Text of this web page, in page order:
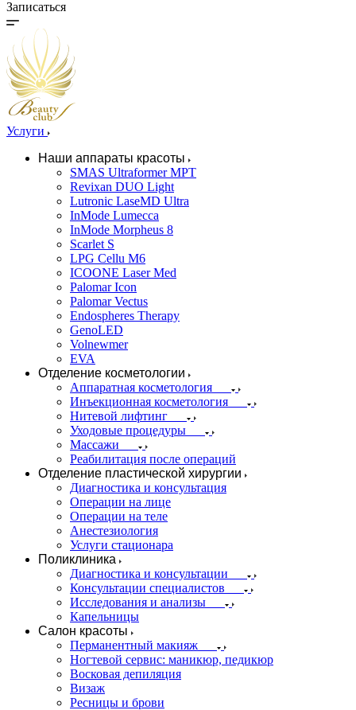
Записаться
Услуги
Наши аппараты красоты
SMAS Ultraformer MPT
Revixan DUO Light
Lutronic LaseMD Ultra
InMode Lumecca
InMode Morpheus 8
Scarlet S
LPG Cellu M6
ICOONE Laser Med
Palomar Icon
Palomar Vectus
Endospheres Therapy
GenoLED
Volnewmer
EVA
Отделение косметологии
Аппаратная косметология
Инъекционная косметология
Нитевой лифтинг
Уходовые процедуры
Массажи
Реабилитация после операций
Отделение пластической хирургии
Диагностика и консультация
Операции на лице
Операции на теле
Анестезиология
Услуги стационара
Поликлиника
Диагностика и консультации
Консультации специалистов
Исследования и анализы
Капельницы
Салон красоты
Перманентный макияж
Ногтевой сервис: маникюр, педикюр
Восковая депиляция
Визаж
Ресницы и брови